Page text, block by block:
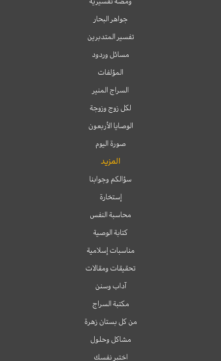
جواهر البحار
تفسير المتدبرين
مسائل وردود
المؤلفات
السراج المنير
لكل زوج وزوجة
الوصايا الأربعون
صورة اليوم
المزيد
سؤالكم وجوابنا
إستخارة
محاسبة النفس
كتابة الوصية
مناسبات إسلامية
تحقيقات ومقالات
آداب وسنن
مكتبة السراج
من كل بستان زهرة
مشاكل وحلول
اختبر نفسك